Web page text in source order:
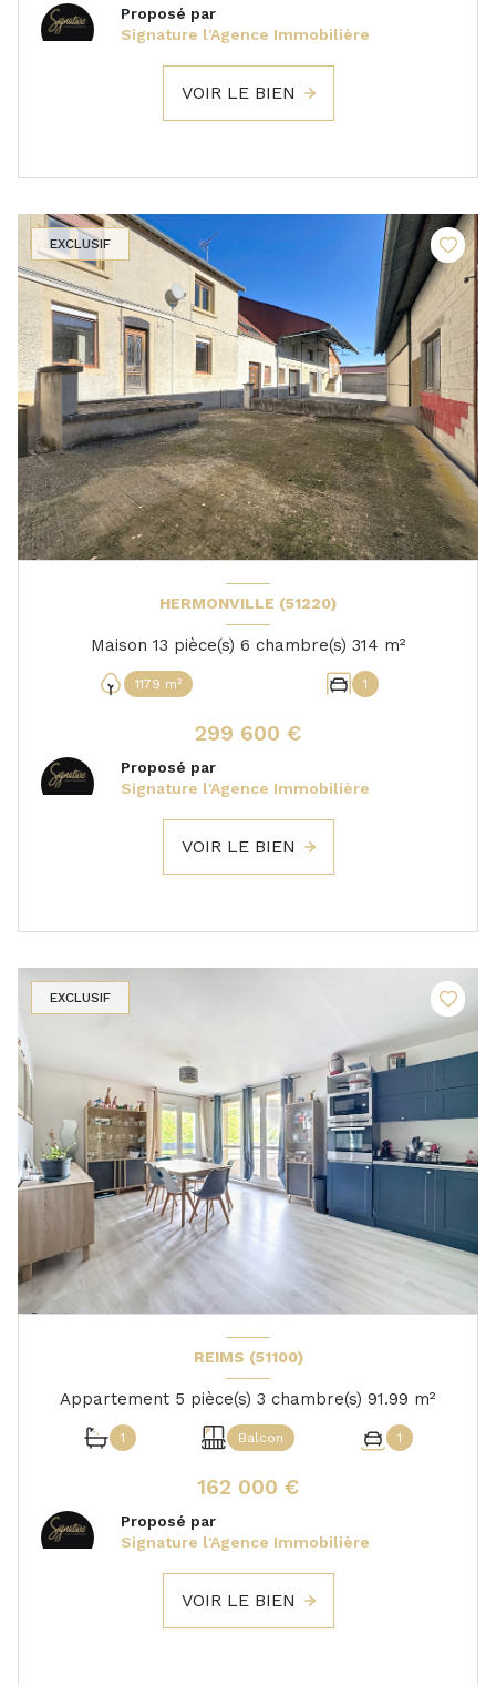
Proposé par
Signature l'Agence Immobilière
VOIR LE BIEN
EXCLUSIF
HERMONVILLE (51220)
Maison 13 pièce(s) 6 chambre(s) 314 m²
1179 m² 1
299 600 €
Proposé par
Signature l'Agence Immobilière
VOIR LE BIEN
EXCLUSIF
REIMS (51100)
Appartement 5 pièce(s) 3 chambre(s) 91.99 m²
1 Balcon 1
162 000 €
Proposé par
Signature l'Agence Immobilière
VOIR LE BIEN